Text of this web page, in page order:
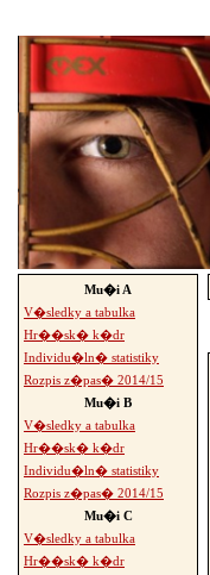
-->
Mu�i A
V�sledky a tabulka
Hr��sk� k�dr
Individu�ln� statistiky
Rozpis z�pas� 2014/15
Mu�i B
V�sledky a tabulka
Hr��sk� k�dr
Individu�ln� statistiky
Rozpis z�pas� 2014/15
Mu�i C
V�sledky a tabulka
Hr��sk� k�dr